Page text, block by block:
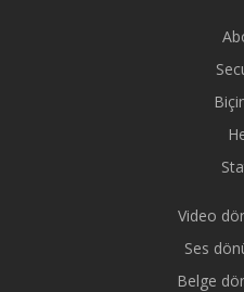
Video
Ses
Belge